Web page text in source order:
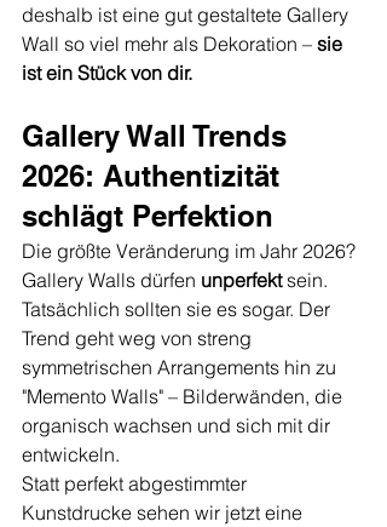
deshalb ist eine gut gestaltete Gallery
Wall so viel mehr als Dekoration – sie
ist ein Stück von dir.
Gallery Wall Trends
2026: Authentizität
schlägt Perfektion
Die größte Veränderung im Jahr 2026?
Gallery Walls dürfen unperfekt sein.
Tatsächlich sollten sie es sogar. Der
Trend geht weg von streng
symmetrischen Arrangements hin zu
"Memento Walls" – Bilderwänden, die
organisch wachsen und sich mit dir
entwickeln.
Statt perfekt abgestimmter
Kunstdrucke sehen wir jetzt eine